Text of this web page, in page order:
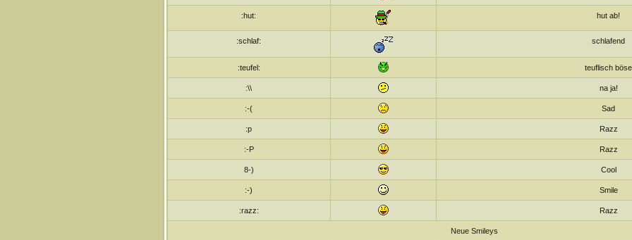
:hut: hut ab!
:schlaf: schlafend
:teufel: teuflisch böse
:\\ na ja!
:-( Sad
:p Razz
:-P Razz
8-) Cool
:-) Smile
:razz: Razz
Neue Smileys